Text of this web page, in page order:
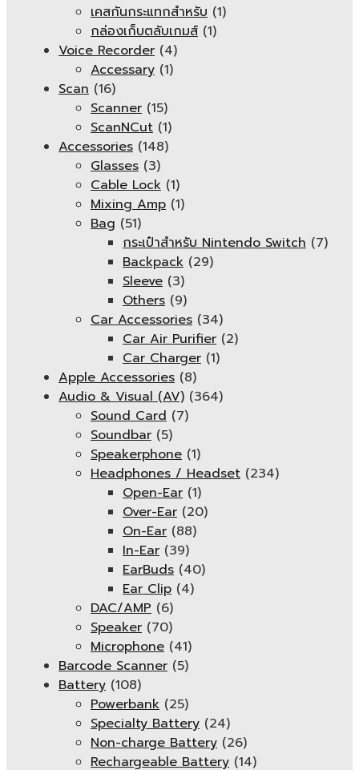
เคสกันกระแทกสำหรับ (1)
กล่องเก็บตลับเกมส์ (1)
Voice Recorder (4)
Accessary (1)
Scan (16)
Scanner (15)
ScanNCut (1)
Accessories (148)
Glasses (3)
Cable Lock (1)
Mixing Amp (1)
Bag (51)
กระเป๋าสำหรับ Nintendo Switch (7)
Backpack (29)
Sleeve (3)
Others (9)
Car Accessories (34)
Car Air Purifier (2)
Car Charger (1)
Apple Accessories (8)
Audio & Visual (AV) (364)
Sound Card (7)
Soundbar (5)
Speakerphone (1)
Headphones / Headset (234)
Open-Ear (1)
Over-Ear (20)
On-Ear (88)
In-Ear (39)
EarBuds (40)
Ear Clip (4)
DAC/AMP (6)
Speaker (70)
Microphone (41)
Barcode Scanner (5)
Battery (108)
Powerbank (25)
Specialty Battery (24)
Non-charge Battery (26)
Rechargeable Battery (14)